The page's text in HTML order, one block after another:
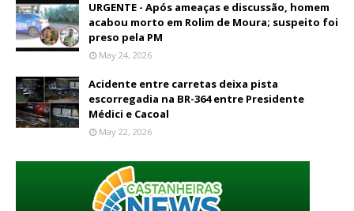
URGENTE - Após ameaças e discussão, homem
acabou morto em Rolim de Moura; suspeito foi
preso pela PM
May 24, 2026
Acidente entre carretas deixa pista
escorregadia na BR-364 entre Presidente
Médici e Cacoal
May 22, 2026